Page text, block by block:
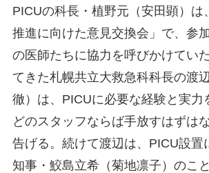
PICUの科長・植野元（安田顕）は
推進に向けた意見交換会」で、参
の医師たちに協力を呼びかけてい
てきた札幌共立大救急科科長の渡
徹）は、PICUに必要な経験と実力
どのスタッフならば手放すはずは
告げる。続けて渡辺は、PICU設置
知事・鮫島立希（菊地凛子）のこ